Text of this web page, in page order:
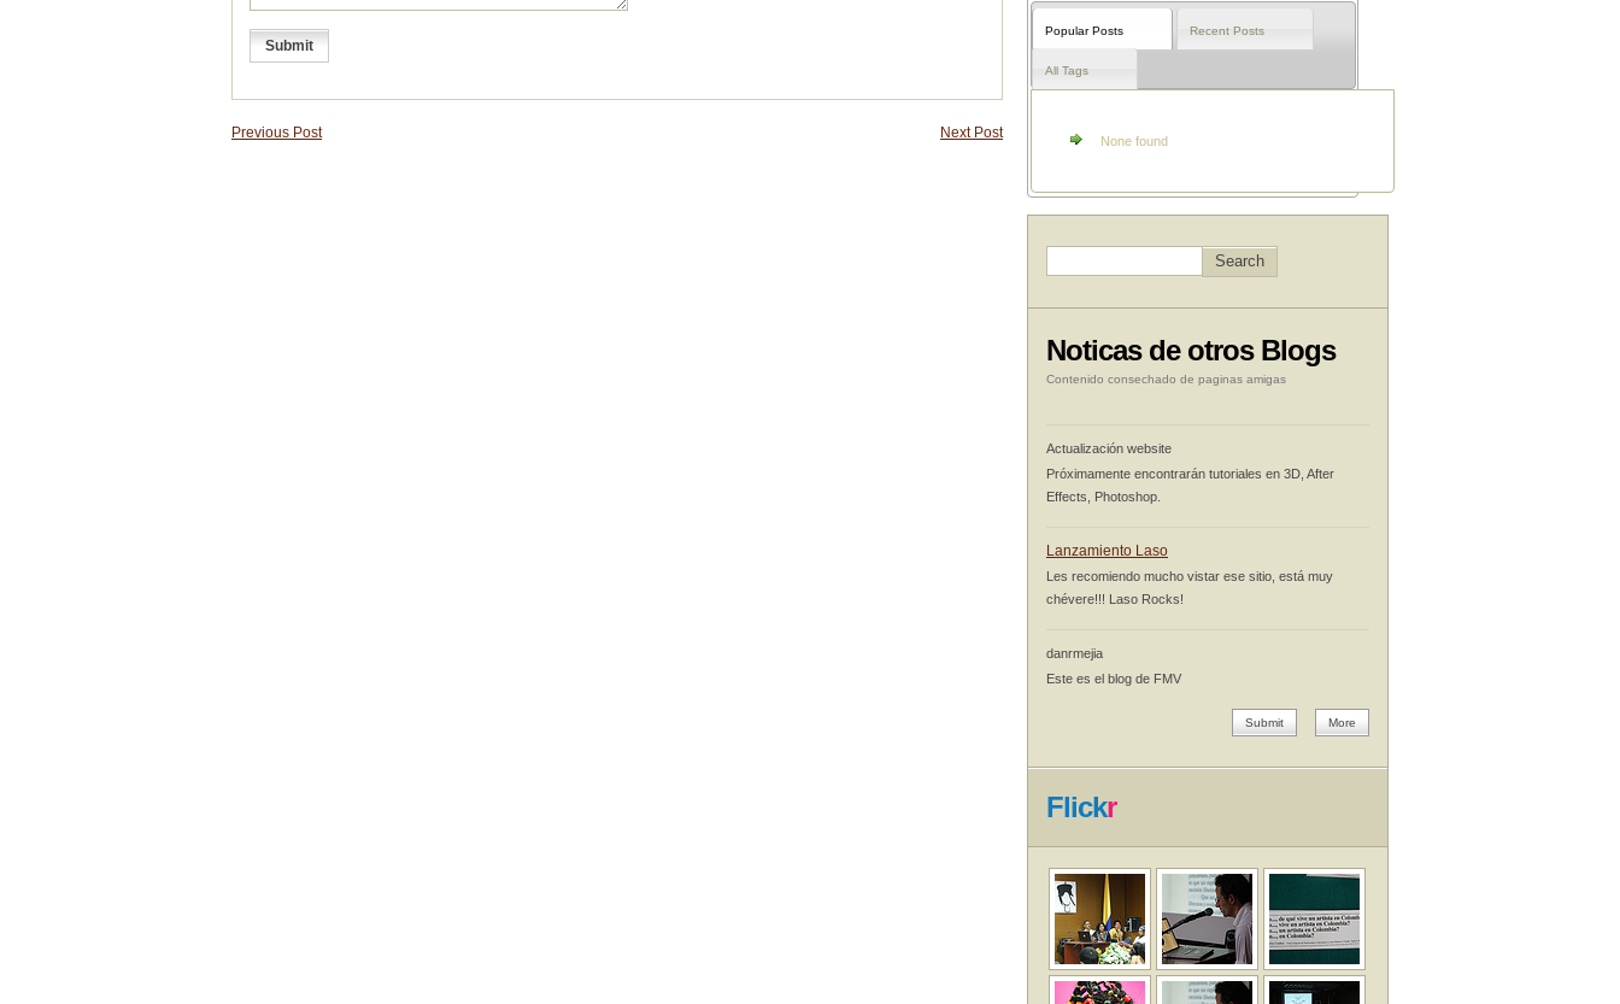
Previous Post Next Post
Popular Posts Recent Posts
All Tags
None found
Noticas de otros Blogs
Contenido consechado de paginas amigas
Actualización website
Próximamente encontrarán tutoriales en 3D, After
Effects, Photoshop.
Lanzamiento Laso
Les recomiendo mucho vistar ese sitio, está muy
chévere!!! Laso Rocks!
danrmejia
Este es el blog de FMV
More
Submit
Flickr